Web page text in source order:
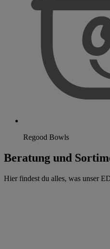
Regood Bowls
Beratung und
Hier findest du alles, was unser